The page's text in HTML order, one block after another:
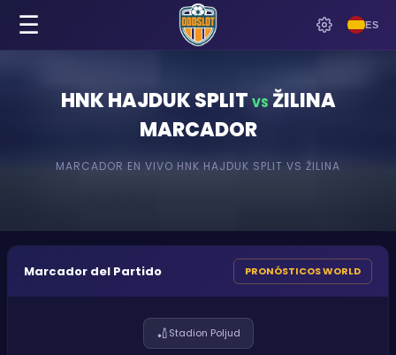
ES
☰
HNK HAJDUK SPLIT VS ŽILINA
MARCADOR
MARCADOR EN VIVO HNK HAJDUK SPLIT VS ŽILINA
Marcador del Partido PRONÓSTICOS WORLD
🏏Stadion Poljud